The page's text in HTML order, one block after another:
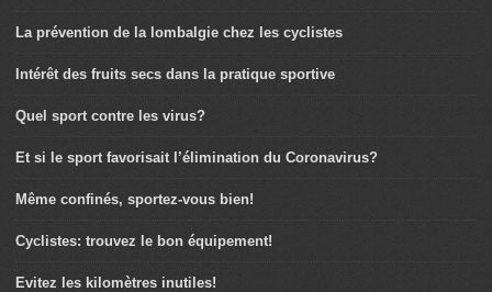
La prévention de la lombalgie chez les cyclistes
Intérêt des fruits secs dans la pratique sportive
Quel sport contre les virus?
Et si le sport favorisait l’élimination du Coronavirus?
Même confinés, sportez-vous bien!
Cyclistes: trouvez le bon équipement!
Evitez les kilomètres inutiles!